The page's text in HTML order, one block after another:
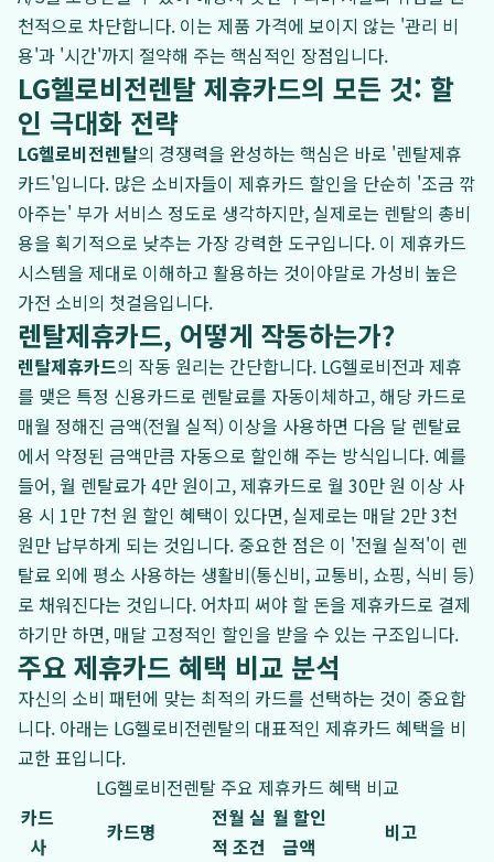
천적으로 차단합니다. 이는 제품 가격에 보이지 않는 '관리 비
용'과 '시간'까지 절약해 주는 핵심적인 장점입니다.
LG헬로비전렌탈 제휴카드의 모든 것: 할
인 극대화 전략
LG헬로비전렌탈의 경쟁력을 완성하는 핵심은 바로 '렌탈제휴
카드'입니다. 많은 소비자들이 제휴카드 할인을 단순히 '조금 깎
아주는' 부가 서비스 정도로 생각하지만, 실제로는 렌탈의 총비
용을 획기적으로 낮추는 가장 강력한 도구입니다. 이 제휴카드
시스템을 제대로 이해하고 활용하는 것이야말로 가성비 높은
가전 소비의 첫걸음입니다.
렌탈제휴카드, 어떻게 작동하는가?
렌탈제휴카드의 작동 원리는 간단합니다. LG헬로비전과 제휴
를 맺은 특정 신용카드로 렌탈료를 자동이체하고, 해당 카드로
매월 정해진 금액(전월 실적) 이상을 사용하면 다음 달 렌탈료
에서 약정된 금액만큼 자동으로 할인해 주는 방식입니다. 예를
들어, 월 렌탈료가 4만 원이고, 제휴카드로 월 30만 원 이상 사
용 시 1만 7천 원 할인 혜택이 있다면, 실제로는 매달 2만 3천
원만 납부하게 되는 것입니다. 중요한 점은 이 '전월 실적'이 렌
탈료 외에 평소 사용하는 생활비(통신비, 교통비, 쇼핑, 식비 등)
로 채워진다는 것입니다. 어차피 써야 할 돈을 제휴카드로 결제
하기만 하면, 매달 고정적인 할인을 받을 수 있는 구조입니다.
주요 제휴카드 혜택 비교 분석
자신의 소비 패턴에 맞는 최적의 카드를 선택하는 것이 중요합
니다. 아래는 LG헬로비전렌탈의 대표적인 제휴카드 혜택을 비
교한 표입니다.
LG헬로비전렌탈 주요 제휴카드 혜택 비교
카드
사
카드명
전월 실
적 조건
월 할인
금액
비고